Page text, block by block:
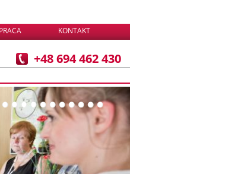
PRACA KONTAKT
+48 694 462 430